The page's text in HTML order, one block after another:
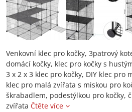
Venkovní klec pro kočky, 3patrový
domácí kočky, klec pro kočky s
3 x 2 x 3 klec pro kočky, DIY klec pro
klec pro malá zvířata s miskou pro
škrabadlem, podestýlkou ​​pro kočky,
zvířata Čtěte více